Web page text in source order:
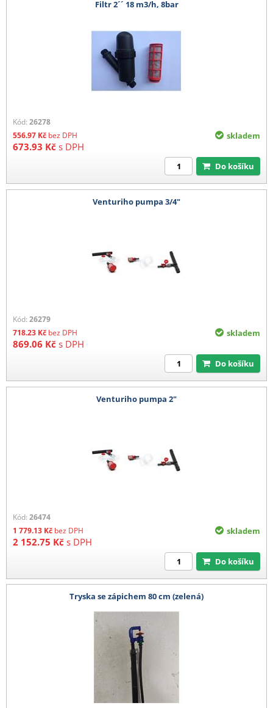
Filtr 2´´ 18 m3/h, 8bar
Kód: 26278
556.97 Kč bez DPH
673.93 Kč s DPH
skladem
Do košíku
Venturiho pumpa 3/4"
Kód: 26279
718.23 Kč bez DPH
869.06 Kč s DPH
skladem
Do košíku
Venturiho pumpa 2"
Kód: 26474
1 779.13 Kč bez DPH
2 152.75 Kč s DPH
skladem
Do košíku
Tryska se zápichem 80 cm (zelená)